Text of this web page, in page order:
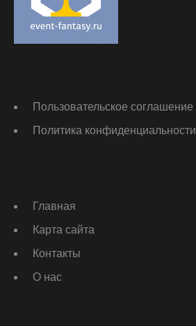
Пользовательское соглашение
Политика конфиденциальности
Главная
Карта сайта
Контакты
О нас